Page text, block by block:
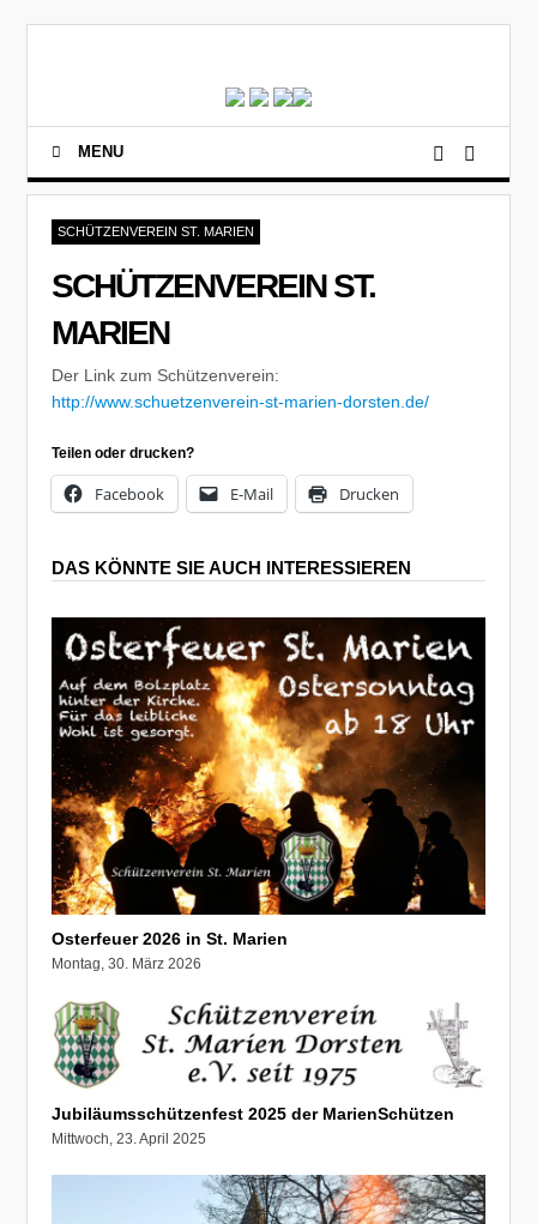
MENU
SCHÜTZENVEREIN ST. MARIEN
SCHÜTZENVEREIN ST.
MARIEN
Der Link zum Schützenverein:
http://www.schuetzenverein-st-marien-dorsten.de/
Teilen oder drucken?
Facebook E-Mail Drucken
DAS KÖNNTE SIE AUCH INTERESSIEREN
Osterfeuer 2026 in St. Marien
Montag, 30. März 2026
Jubiläumsschützenfest 2025 der MarienSchützen
Mittwoch, 23. April 2025